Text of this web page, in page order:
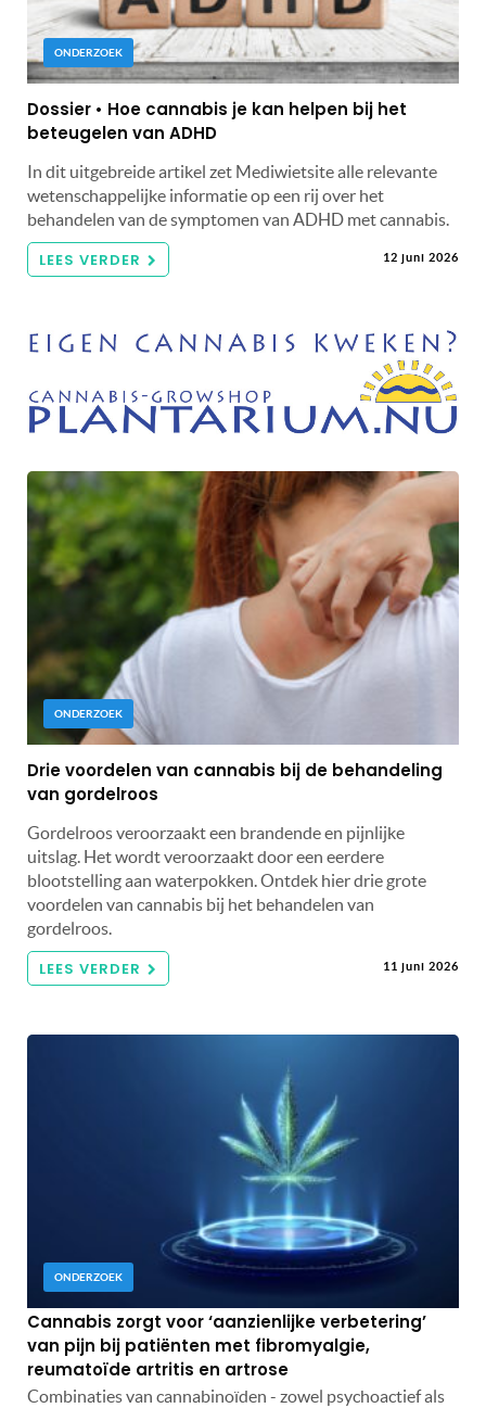
ONDERZOEK
Dossier • Hoe cannabis je kan helpen bij het
beteugelen van ADHD
In dit uitgebreide artikel zet Mediwietsite alle relevante
wetenschappelijke informatie op een rij over het
behandelen van de symptomen van ADHD met cannabis.
LEES VERDER 12 juni 2026
ONDERZOEK
Drie voordelen van cannabis bij de behandeling
van gordelroos
Gordelroos veroorzaakt een brandende en pijnlijke
uitslag. Het wordt veroorzaakt door een eerdere
blootstelling aan waterpokken. Ontdek hier drie grote
voordelen van cannabis bij het behandelen van
gordelroos.
LEES VERDER 11 juni 2026
ONDERZOEK
Cannabis zorgt voor ‘aanzienlijke verbetering’
van pijn bij patiënten met fibromyalgie,
reumatoïde artritis en artrose
Combinaties van cannabinoïden - zowel psychoactief als